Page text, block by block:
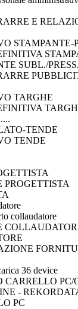
E
STAMPANTE-
SUBL./
TARGHE
TENDE
TENDE
collaudatore
36 device
CARRELLO PC/
-
PC